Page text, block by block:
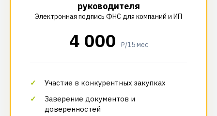
руководителя
Электронная подпись ФНС для компаний и ИП
4 000 ₽/15 мес
Участие в конкурентных закупках
Заверение документов и
доверенностей